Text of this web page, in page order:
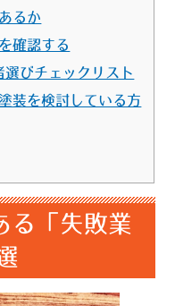
るか
確認する
びチェックリスト
装を検討している方
る 「失敗業